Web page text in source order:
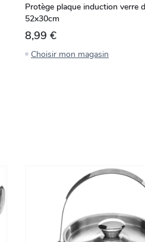
Protège plaque induction verre
52x30cm
8,99 €
Choisir mon magasin